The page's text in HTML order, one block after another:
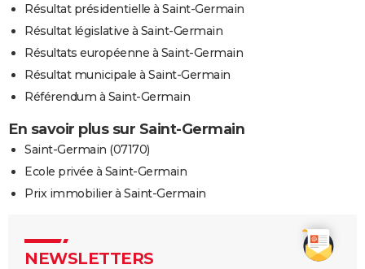
Résultat présidentielle à Saint-Germain
Résultat législative à Saint-Germain
Résultats européenne à Saint-Germain
Résultat municipale à Saint-Germain
Référendum à Saint-Germain
En savoir plus sur Saint-Germain
Saint-Germain (07170)
Ecole privée à Saint-Germain
Prix immobilier à Saint-Germain
NEWSLETTERS